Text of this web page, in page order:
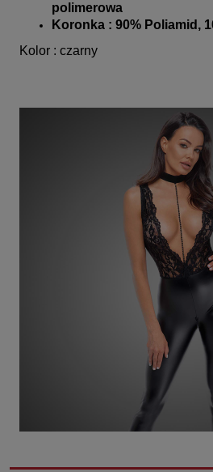
polimerowa
Koronka : 90% Poliamid,
Kolor : czarny